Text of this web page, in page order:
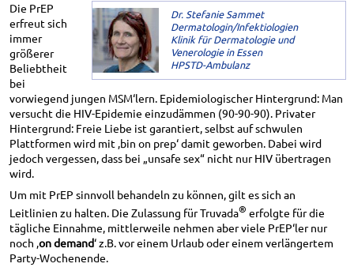
Dr. Stefanie Sammet
Dermatologin/Infektiologien
Klinik für Dermatologie und
Venerologie in Essen
HPSTD-Ambulanz
Die PrEP
erfreut sich
immer
größerer
Beliebtheit
bei
vorwiegend jungen MSM‘lern. Epidemiologischer Hintergrund: Man
versucht die HIV-Epidemie einzudämmen (90-90-90). Privater
Hintergrund: Freie Liebe ist garantiert, selbst auf schwulen
Plattformen wird mit ‚bin on prep‘ damit geworben. Dabei wird
jedoch vergessen, dass bei „unsafe sex“ nicht nur HIV übertragen
wird.
Um mit PrEP sinnvoll behandeln zu können, gilt es sich an
Leitlinien zu halten. Die Zulassung für Truvada® erfolgte für die
tägliche Einnahme, mittlerweile nehmen aber viele PrEP‘ler nur
noch ‚on demand‘ z.B. vor einem Urlaub oder einem verlängertem
Party-Wochenende.